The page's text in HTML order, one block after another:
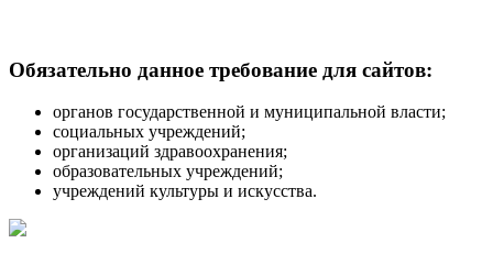
Обязательно данное требование для сайтов:
органов государственной и муниципальной власти;
социальных учреждений;
организаций здравоохранения;
образовательных учреждений;
учреждений культуры и искусства.